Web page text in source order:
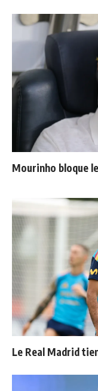
Mourinho bloque
Le Real Madrid